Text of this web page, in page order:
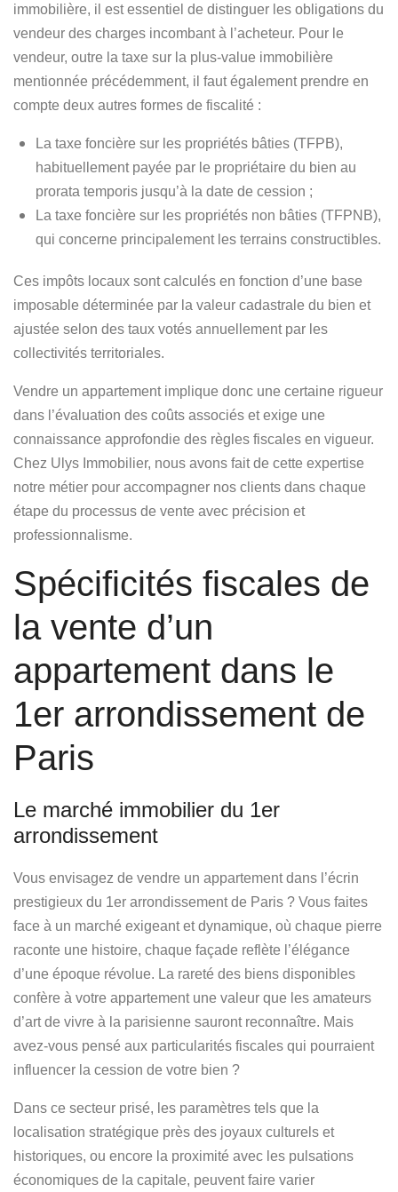
immobilière, il est essentiel de distinguer les obligations du
vendeur des charges incombant à l’acheteur. Pour le
vendeur, outre la taxe sur la plus-value immobilière
mentionnée précédemment, il faut également prendre en
compte deux autres formes de fiscalité :
La taxe foncière sur les propriétés bâties (TFPB),
habituellement payée par le propriétaire du bien au
prorata temporis jusqu’à la date de cession ;
La taxe foncière sur les propriétés non bâties (TFPNB),
qui concerne principalement les terrains constructibles.
Ces impôts locaux sont calculés en fonction d’une base
imposable déterminée par la valeur cadastrale du bien et
ajustée selon des taux votés annuellement par les
collectivités territoriales.
Vendre un appartement implique donc une certaine rigueur
dans l’évaluation des coûts associés et exige une
connaissance approfondie des règles fiscales en vigueur.
Chez Ulys Immobilier, nous avons fait de cette expertise
notre métier pour accompagner nos clients dans chaque
étape du processus de vente avec précision et
professionnalisme.
Spécificités fiscales de
la vente d’un
appartement dans le
1er arrondissement de
Paris
Le marché immobilier du 1er
arrondissement
Vous envisagez de vendre un appartement dans l’écrin
prestigieux du 1er arrondissement de Paris ? Vous faites
face à un marché exigeant et dynamique, où chaque pierre
raconte une histoire, chaque façade reflète l’élégance
d’une époque révolue. La rareté des biens disponibles
confère à votre appartement une valeur que les amateurs
d’art de vivre à la parisienne sauront reconnaître. Mais
avez-vous pensé aux particularités fiscales qui pourraient
influencer la cession de votre bien ?
Dans ce secteur prisé, les paramètres tels que la
localisation stratégique près des joyaux culturels et
historiques, ou encore la proximité avec les pulsations
économiques de la capitale, peuvent faire varier